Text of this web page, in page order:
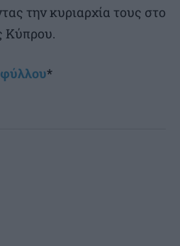
την κυριαρχία τους στο
Κύπρου.
*